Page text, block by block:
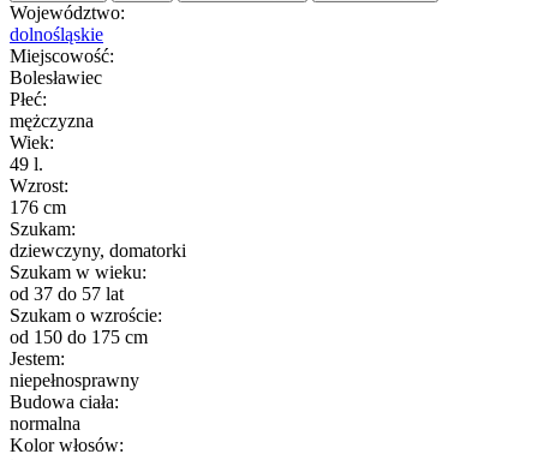
Województwo:
dolnośląskie
Miejscowość:
Bolesławiec
Płeć:
mężczyzna
Wiek:
49 l.
Wzrost:
176 cm
Szukam:
dziewczyny, domatorki
Szukam w wieku:
od 37 do 57 lat
Szukam o wzroście:
od 150 do 175 cm
Jestem:
niepełnosprawny
Budowa ciała:
normalna
Kolor włosów: